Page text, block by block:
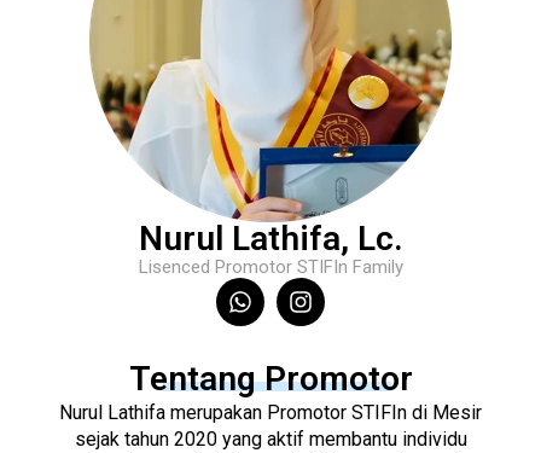
Nurul Lathifa, Lc.
Lisenced Promotor STIFIn Family
Tentang Promotor
Nurul Lathifa merupakan Promotor STIFIn di Mesir
sejak tahun 2020 yang aktif membantu individu